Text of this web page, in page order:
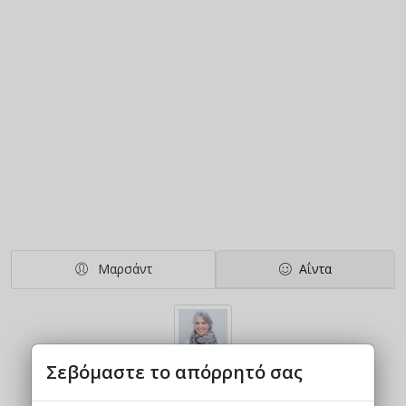
Μαρσάντ Αΐντα
Σεβόμαστε το απόρρητό σας